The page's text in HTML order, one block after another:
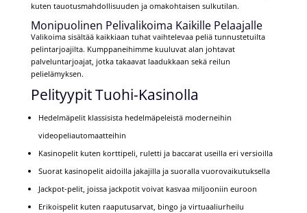
kuten tauotusmahdollisuuden ja omakohtaisen sulkutilan.
Monipuolinen Pelivalikoima Kaikille Pelaajalle
Valikoima sisältää kaikkiaan tuhat vaihtelevaa peliä tunnustetuilta
pelintarjoajilta. Kumppaneihimme kuuluvat alan johtavat
palveluntarjoajat, jotka takaavat laadukkaan sekä reilun
pelielämyksen.
Pelityypit Tuohi-Kasinolla
Hedelmäpelit klassisista hedelmäpeleistä moderneihin
videopeliautomaatteihin
Kasinopelit kuten korttipeli, ruletti ja baccarat useilla eri versioilla
Suorat kasinopelit aidoilla jakajilla ja suoralla vuorovaikutuksella
Jackpot-pelit, joissa jackpotit voivat kasvaa miljooniin euroon
Erikoispelit kuten raaputusarvat, bingo ja virtuaaliurheilu